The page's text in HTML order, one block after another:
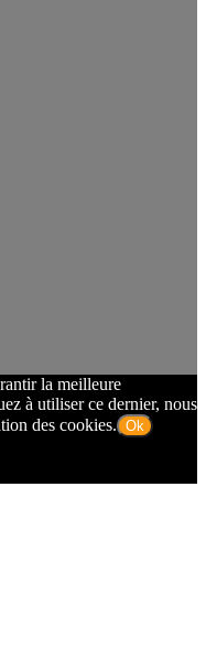
la meilleure
à utiliser ce dernier, nous
des cookies. Ok